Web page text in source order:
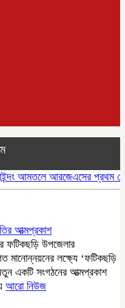
আমতলে আরজেএসের প্রথম ডে-
আত্মপ্রকাশ
ফটিকছড়ি উপজেলার
মানোন্নয়নের লক্ষ্যে ‘ফটিকছড়ি
একটি সংগঠনের আত্মপ্রকাশ
আরো নিউজ